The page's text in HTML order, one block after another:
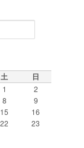
土 日
1
2
8
9
15
16
22
23